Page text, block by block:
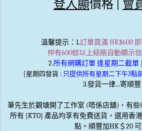
登入顯價格 | 會
溫馨提示：1.訂單買滿 HK$600
仲有600蚊以上結賬自動顯示
2.所有網購訂單 逢星期二截單
[星期四發貨 : 只提供所有星期二下午3點
3.發貨一律...寄順豐
筆先生於觀塘開了工作室 (唔係店舖)，有
所有 [KTO] 產品均享有免費送貨，選用香
點。順豐加HK＄20